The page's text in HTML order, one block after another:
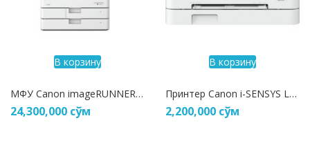
В корзину
МФУ Canon imageRUNNER C3125i
24,300,000 сўм
В корзину
Принтер Canon i-SENSYS LBP621Cw
2,200,000 сўм